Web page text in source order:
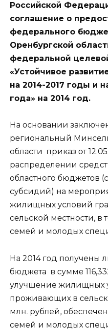
Российской
соглашение о
федерального
Оренбургской
федеральной
«Устойчивое
на 2014-2017 годы и
года» на 2014 год.
На основании
региональный
области приказ от
распределении
областного бюджетов
субсидий) на
жилищных условий
сельской местности, в
семей и молодых
На 2014 год получены
бюджета в сумме
улучшение жилищных
проживающих в
млн. рублей,
семей и молодых